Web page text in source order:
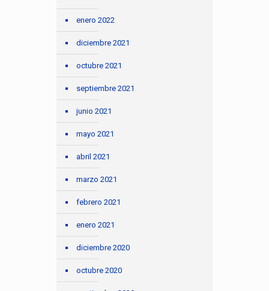
enero 2022
diciembre 2021
octubre 2021
septiembre 2021
junio 2021
mayo 2021
abril 2021
marzo 2021
febrero 2021
enero 2021
diciembre 2020
octubre 2020